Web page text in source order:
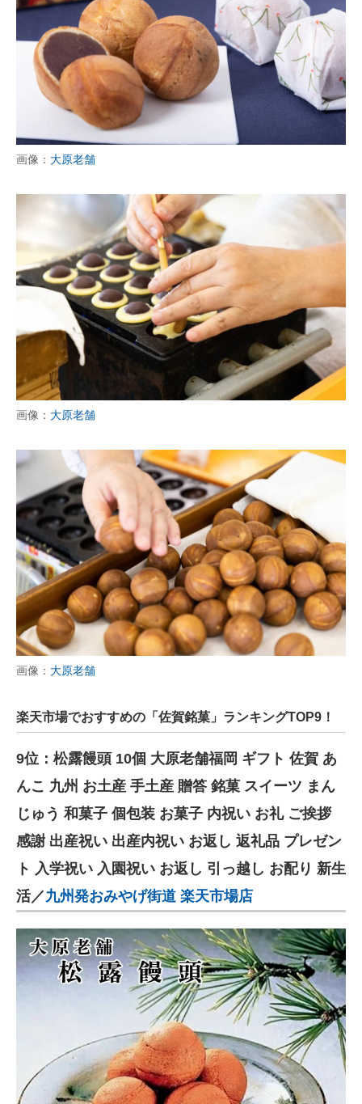
画像： 大原老舗
画像： 大原老舗
画像： 大原老舗
楽天市場でおすすめの「佐賀銘菓」ランキングTOP9！
9位：松露饅頭 10個 大原老舗福岡 ギフト 佐賀 あ
んこ 九州 お土産 手土産 贈答 銘菓 スイーツ まん
じゅう 和菓子 個包装 お菓子 内祝い お礼 ご挨拶
感謝 出産祝い 出産内祝い お返し 返礼品 プレゼン
ト 入学祝い 入園祝い お返し 引っ越し お配り 新生
活／九州発おみやげ街道 楽天市場店